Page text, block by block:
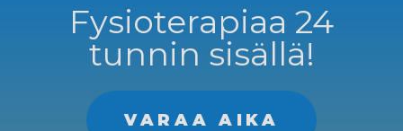
Fysioterapiaa 24
tunnin sisällä!
VARAA AIKA